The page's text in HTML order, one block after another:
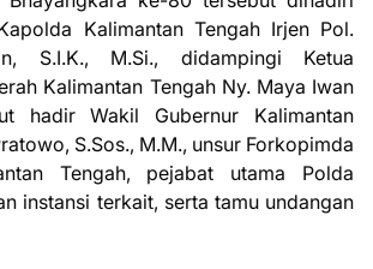
Kalimantan Tengah Irjen Pol.
S.I.K., M.Si., didampingi Ketua
Kalimantan Tengah Ny. Maya Iwan
hadir Wakil Gubernur Kalimantan
S.Sos., M.M., unsur Forkopimda
Tengah, pejabat utama Polda
instansi terkait, serta tamu undangan